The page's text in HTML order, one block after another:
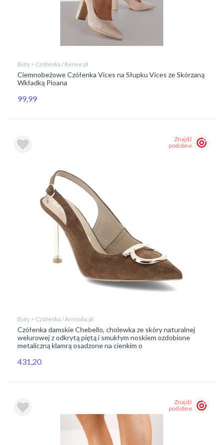
Buty > Czółenka / Renee.pl
Ciemnobeżowe Czółenka Vices na Słupku Vices ze Skórzaną
Wkładką Pioana
99,99
Znajdź
podobne
Buty > Czółenka / Armodo.pl
Czółenka damskie Chebello, cholewka ze skóry naturalnej
welurowej z odkrytą piętą i smukłym noskiem ozdobione
metaliczną klamrą osadzone na cienkim o
431,20
Znajdź
podobne